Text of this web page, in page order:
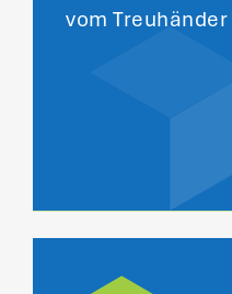
vom Treuhänder